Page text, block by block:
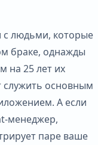
с людьми, которые
браке, однажды
на 25 лет их
служить основным
А если
менеджер,
паре ваше